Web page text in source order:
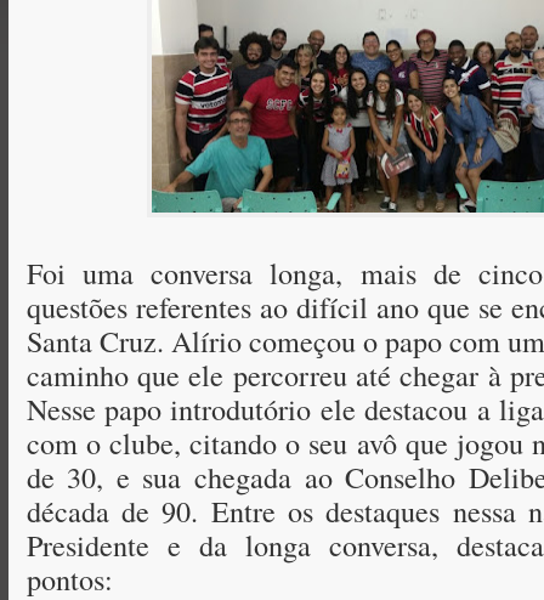
Foi uma conversa longa, mais de
questões referentes ao difícil ano que se
Santa Cruz. Alírio começou o papo com
caminho que ele percorreu até chegar à
Nesse papo introdutório ele destacou a
com o clube, citando o seu avô que jogou
de 30, e sua chegada ao Conselho
década de 90. Entre os destaques
Presidente e da longa conversa,
pontos: